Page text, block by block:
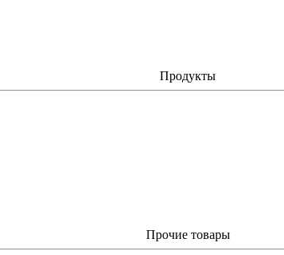
Продукты
Прочие товары